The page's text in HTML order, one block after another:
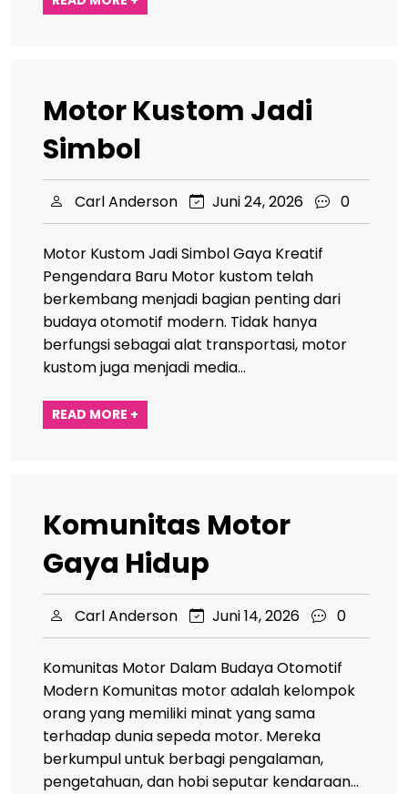
Motor Kustom Jadi
Simbol
Carl Anderson Juni 24, 2026 0
Motor Kustom Jadi Simbol Gaya Kreatif
Pengendara Baru Motor kustom telah
berkembang menjadi bagian penting dari
budaya otomotif modern. Tidak hanya
berfungsi sebagai alat transportasi, motor
kustom juga menjadi media…
READ MORE +
Komunitas Motor
Gaya Hidup
Carl Anderson Juni 14, 2026 0
Komunitas Motor Dalam Budaya Otomotif
Modern Komunitas motor adalah kelompok
orang yang memiliki minat yang sama
terhadap dunia sepeda motor. Mereka
berkumpul untuk berbagi pengalaman,
pengetahuan, dan hobi seputar kendaraan…